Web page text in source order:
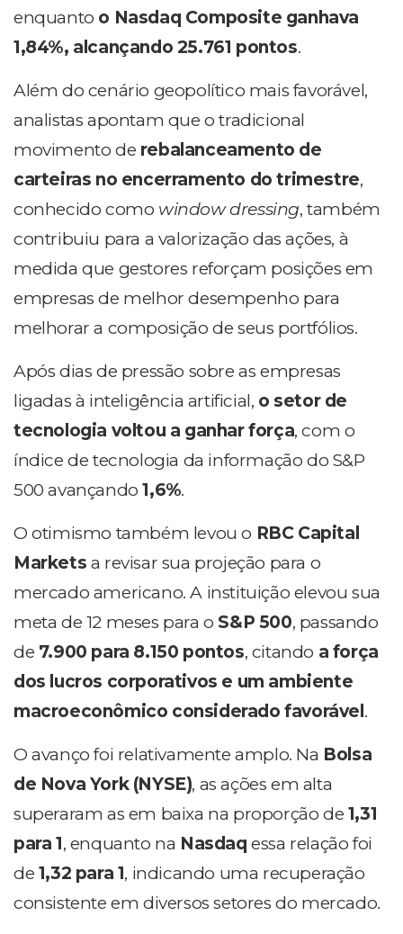
enquanto o Nasdaq Composite ganhava
1,84%, alcançando 25.761 pontos.
Além do cenário geopolítico mais favorável,
analistas apontam que o tradicional
movimento de rebalanceamento de
carteiras no encerramento do trimestre,
conhecido como window dressing, também
contribuiu para a valorização das ações, à
medida que gestores reforçam posições em
empresas de melhor desempenho para
melhorar a composição de seus portfólios.
Após dias de pressão sobre as empresas
ligadas à inteligência artificial, o setor de
tecnologia voltou a ganhar força, com o
índice de tecnologia da informação do S&P
500 avançando1,6%.
O otimismo também levou o RBC Capital
Markets a revisar sua projeção para o
mercado americano. A instituição elevou sua
meta de 12 meses para o S&P 500, passando
de 7.900 para 8.150 pontos, citando a força
dos lucros corporativos e um ambiente
macroeconômico considerado favorável .
O avanço foi relativamente amplo. Na Bolsa
de Nova York (NYSE), as ações em alta
superaram as em baixa na proporção de 1,31
para 1, enquanto na Nasdaq essa relação foi
de 1,32 para 1, indicando uma recuperação
consistente em diversos setores do mercado.